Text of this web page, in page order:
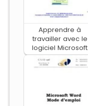
Apprendre à
travailler avec le
logiciel Microsoft
Office Word